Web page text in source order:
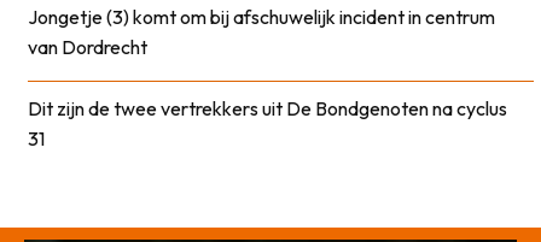
Jongetje (3) komt om bij afschuwelijk incident in centrum
van Dordrecht
Dit zijn de twee vertrekkers uit De Bondgenoten na cyclus
31